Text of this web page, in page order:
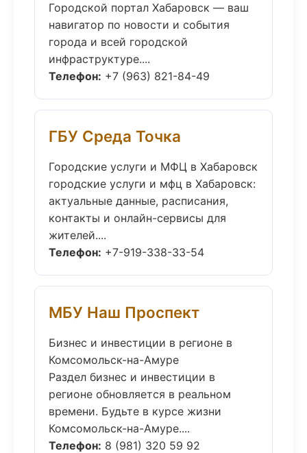
Городской портал Хабаровск — ваш
навигатор по новости и события
города и всей городской
инфраструктуре....
Телефон: +7 (963) 821-84-49
ГБУ Среда Точка
Городские услуги и МФЦ в Хабаровск
городские услуги и мфц в Хабаровск:
актуальные данные, расписания,
контакты и онлайн-сервисы для
жителей....
Телефон: +7-919-338-33-54
МБУ Наш Проспект
Бизнес и инвестиции в регионе в
Комсомольск-на-Амуре
Раздел бизнес и инвестиции в
регионе обновляется в реальном
времени. Будьте в курсе жизни
Комсомольск-на-Амуре....
Телефон: 8 (981) 320 59 92